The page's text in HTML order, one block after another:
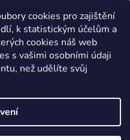
cookies pro zajištění
k statistickým účelům a
cookies náš web
s vašimi osobními údaji
než udělíte svůj
Barefoot Plzeň